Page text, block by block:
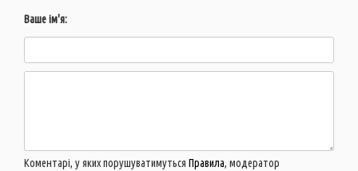
Ваше ім'я:
Коментарі, у яких порушуватимуться Правила, модератор